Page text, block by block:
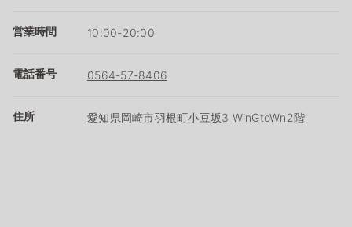
営業時間 10:00-20:00
電話番号 0564-57-8406
住所 愛知県岡崎市羽根町小豆坂3 WinGtoWn2階